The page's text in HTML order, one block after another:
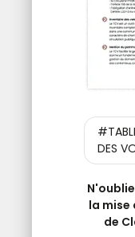
DES
la mise
de